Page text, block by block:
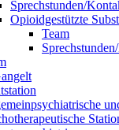
Sprechstunden/
Opioidgestützte
Team